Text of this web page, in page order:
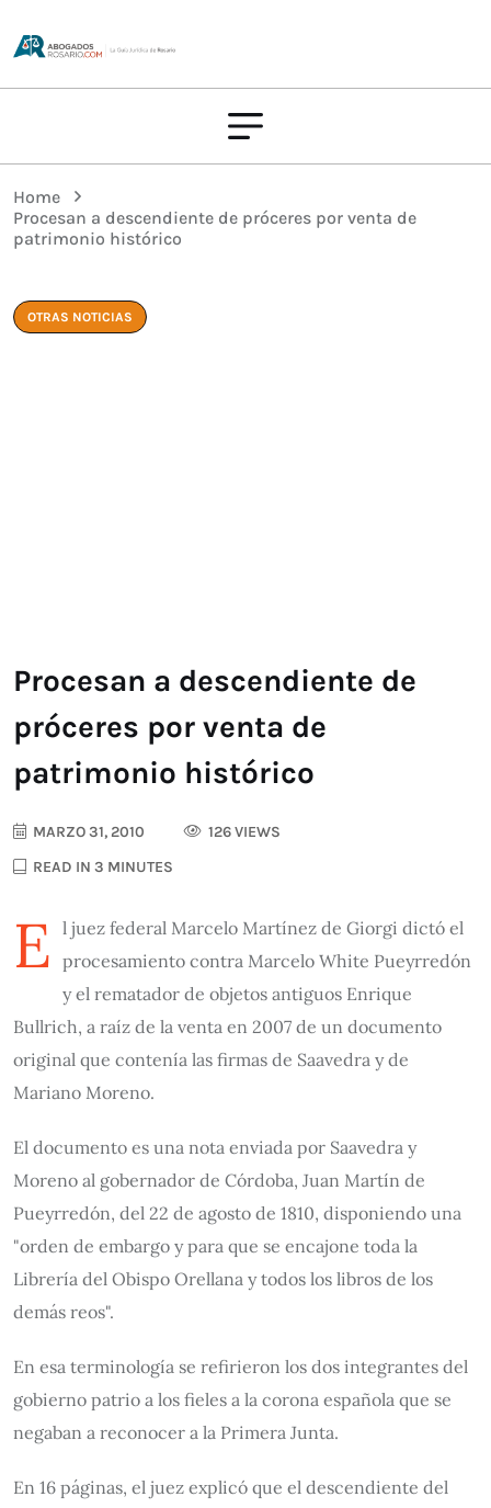
Home
Procesan a descendiente de próceres por venta de
patrimonio histórico
OTRAS NOTICIAS
Procesan a descendiente de
próceres por venta de
patrimonio histórico
MARZO 31, 2010
126 VIEWS
READ IN 3 MINUTES
E l juez federal Marcelo Martínez de Giorgi dictó el
procesamiento contra Marcelo White Pueyrredón
y el rematador de objetos antiguos Enrique
Bullrich, a raíz de la venta en 2007 de un documento
original que contenía las firmas de Saavedra y de
Mariano Moreno.
El documento es una nota enviada por Saavedra y
Moreno al gobernador de Córdoba, Juan Martín de
Pueyrredón, del 22 de agosto de 1810, disponiendo una
"orden de embargo y para que se encajone toda la
Librería del Obispo Orellana y todos los libros de los
demás reos".
En esa terminología se refirieron los dos integrantes del
gobierno patrio a los fieles a la corona española que se
negaban a reconocer a la Primera Junta.
En 16 páginas, el juez explicó que el descendiente del